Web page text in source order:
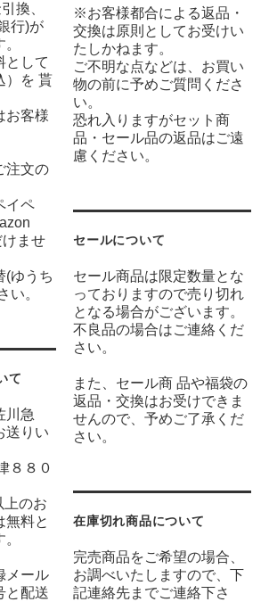
換、
行)が
として
）を 貰
お客様
注文の
イペ
ませ
(ゆうち
い。
て
川急
送りい
８８０
上のお
無料と
メール
と配送
※お客様都合による返品・
交換は原則としてお受けい
たしかねます。
ご不明な点などは、お買い
物の前に予めご質問くださ
い。
恐れ入りますがセット商
品・セール品の返品はご遠
慮ください。
セールについて
セール商品は限定数量とな
っておりますので売り切れ
となる場合がございます。
不良品の場合はご連絡くだ
さい。
また、セール商 品や福袋の
返品・交換はお受けできま
せんので、予めご了承くだ
さい。
在庫切れ商品について
完売商品をご希望の場合、
お調べいたしますので、下
記連絡先までご連絡下さ